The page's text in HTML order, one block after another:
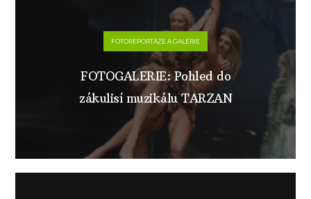
FOTOREPORTÁŽE A GALERIE
FOTOGALERIE: Pohled do
zákulisí muzikálu TARZAN